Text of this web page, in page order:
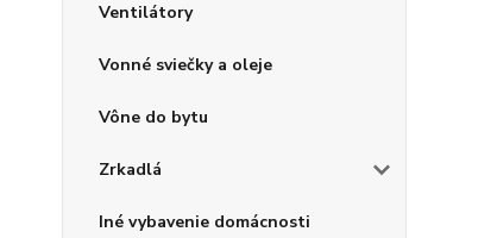
Ventilátory
Vonné sviečky a oleje
Vône do bytu
Zrkadlá
Iné vybavenie domácnosti